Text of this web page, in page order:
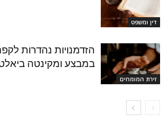
דין ומשפט
זירת המומחים
הזדמנויות נהדרות
במבצע ומקינטה